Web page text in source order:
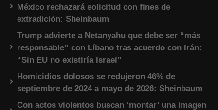
México rechazará solicitud con fines de
extradición: Sheinbaum
Trump advierte a Netanyahu que debe ser “más
responsable” con Líbano tras acuerdo con Irán:
“Sin EU no existiría Israel”
Homicidios dolosos se redujeron 46% de
septiembre de 2024 a mayo de 2026: Sheinbaum
Con actos violentos buscan ‘montar’ una imagen